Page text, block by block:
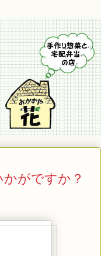
がですか？